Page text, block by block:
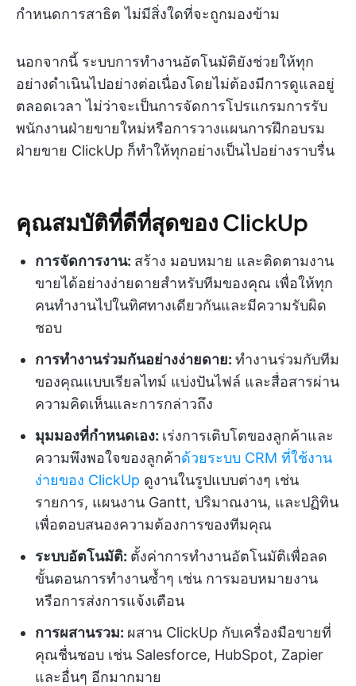
กำหนดการสาธิต ไม่มีสิ่งใดที่จะถูกมองข้าม
นอกจากนี้ ระบบการทำงานอัตโนมัติยังช่วยให้ทุก
อย่างดำเนินไปอย่างต่อเนื่องโดยไม่ต้องมีการดูแลอยู่
ตลอดเวลา ไม่ว่าจะเป็นการจัดการโปรแกรมการรับ
พนักงานฝ่ายขายใหม่หรือการวางแผนการฝึกอบรม
ฝ่ายขาย ClickUp ก็ทำให้ทุกอย่างเป็นไปอย่างราบรื่น
คุณสมบัติที่ดีที่สุดของ ClickUp
การจัดการงาน: สร้าง มอบหมาย และติดตามงาน
ขายได้อย่างง่ายดายสำหรับทีมของคุณ เพื่อให้ทุก
คนทำงานไปในทิศทางเดียวกันและมีความรับผิด
ชอบ
การทำงานร่วมกันอย่างง่ายดาย: ทำงานร่วมกับทีม
ของคุณแบบเรียลไทม์ แบ่งปันไฟล์ และสื่อสารผ่าน
ความคิดเห็นและการกล่าวถึง
มุมมองที่กำหนดเอง: เร่งการเติบโตของลูกค้าและ
ความพึงพอใจของลูกค้าด้วยระบบ CRM ที่ใช้งาน
ง่ายของ ClickUp ดูงานในรูปแบบต่างๆ เช่น
รายการ, แผนงาน Gantt, ปริมาณงาน, และปฏิทิน
เพื่อตอบสนองความต้องการของทีมคุณ
ระบบอัตโนมัติ: ตั้งค่าการทำงานอัตโนมัติเพื่อลด
ขั้นตอนการทำงานซ้ำๆ เช่น การมอบหมายงาน
หรือการส่งการแจ้งเตือน
การผสานรวม: ผสาน ClickUp กับเครื่องมือขายที่
คุณชื่นชอบ เช่น Salesforce, HubSpot, Zapier
และอื่นๆ อีกมากมาย